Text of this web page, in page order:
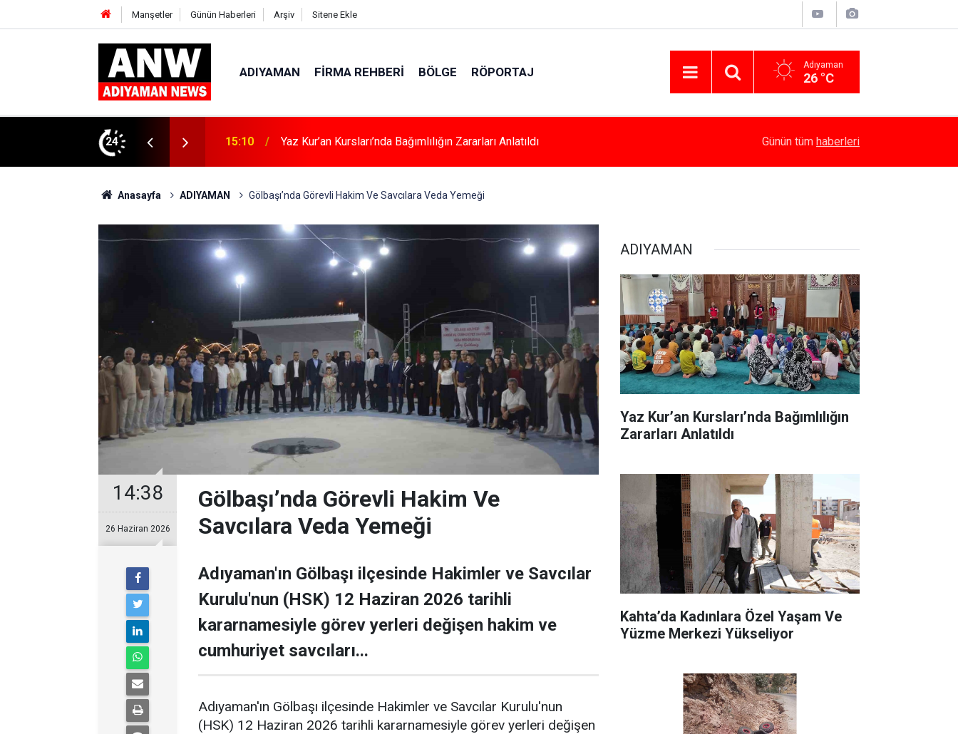
Manşetler Günün Haberleri Arşiv Sitene Ekle
ADIYAMAN FIRMA REHBERI BÖLGE RÖPORTAJ Adıyaman
26 °C
24
Zararları Anlatıldı 15:04 Kahta’da Kadınlara Özel Yaşam Ve Yüzme Merkezi Yükseliyor Besni’de Atv Devrildi: 4 Yaralı
Günün tüm haberleri
Anasayfa ADIYAMAN Gölbaşı’nda Görevli Hakim Ve Savcılara Veda Yemeği
14:38
26 Haziran 2026
Gölbaşı’nda Görevli Hakim Ve
Savcılara Veda Yemeği
Adıyaman'ın Gölbaşı ilçesinde Hakimler ve Savcılar
Kurulu'nun (HSK) 12 Haziran 2026 tarihli
kararnamesiyle görev yerleri değişen hakim ve
cumhuriyet savcıları...
Adıyaman'ın Gölbaşı ilçesinde Hakimler ve Savcılar Kurulu'nun
(HSK) 12 Haziran 2026 tarihli kararnamesiyle görev yerleri değişen
ADIYAMAN
Yaz Kur’an Kursları’nda Bağımlılığın
Zararları Anlatıldı
Kahta’da Kadınlara Özel Yaşam Ve
Yüzme Merkezi Yükseliyor